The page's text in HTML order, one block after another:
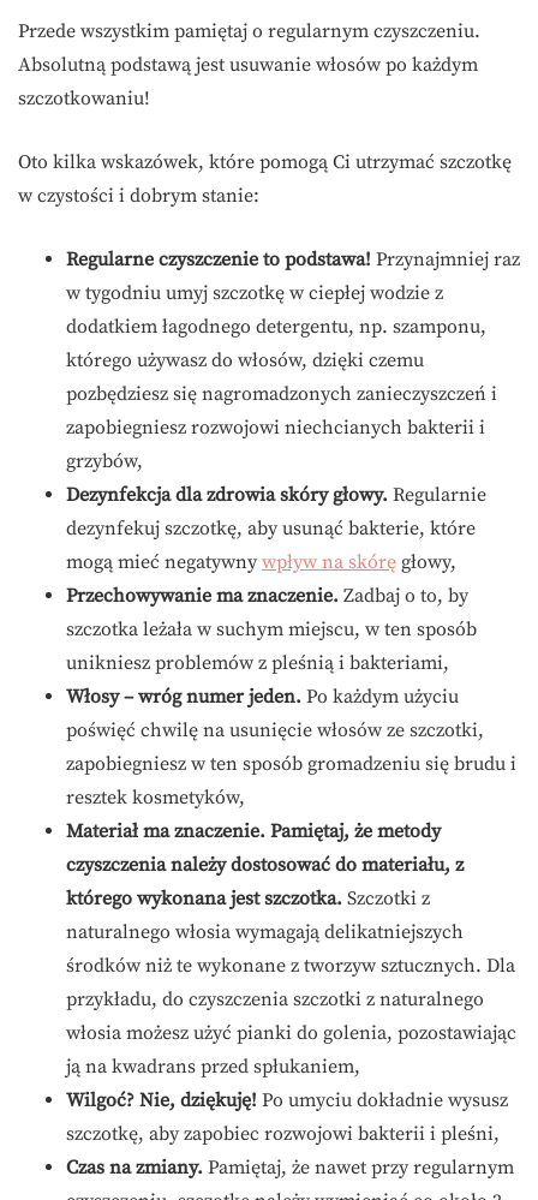
Przede wszystkim pamiętaj o regularnym czyszczeniu.
Absolutną podstawą jest usuwanie włosów po każdym
szczotkowaniu!
Oto kilka wskazówek, które pomogą Ci utrzymać szczotkę
w czystości i dobrym stanie:
Regularne czyszczenie to podstawa! Przynajmniej raz
w tygodniu umyj szczotkę w ciepłej wodzie z
dodatkiem łagodnego detergentu, np. szamponu,
którego używasz do włosów, dzięki czemu
pozbędziesz się nagromadzonych zanieczyszczeń i
zapobiegniesz rozwojowi niechcianych bakterii i
grzybów,
Dezynfekcja dla zdrowia skóry głowy. Regularnie
dezynfekuj szczotkę, aby usunąć bakterie, które
mogą mieć negatywny wpływ na skórę głowy,
Przechowywanie ma znaczenie. Zadbaj o to, by
szczotka leżała w suchym miejscu, w ten sposób
unikniesz problemów z pleśnią i bakteriami,
Włosy – wróg numer jeden. Po każdym użyciu
poświęć chwilę na usunięcie włosów ze szczotki,
zapobiegniesz w ten sposób gromadzeniu się brudu i
resztek kosmetyków,
Materiał ma znaczenie. Pamiętaj, że metody
czyszczenia należy dostosować do materiału, z
którego wykonana jest szczotka. Szczotki z
naturalnego włosia wymagają delikatniejszych
środków niż te wykonane z tworzyw sztucznych. Dla
przykładu, do czyszczenia szczotki z naturalnego
włosia możesz użyć pianki do golenia, pozostawiając
ją na kwadrans przed spłukaniem,
Wilgoć? Nie, dziękuję! Po umyciu dokładnie wysusz
szczotkę, aby zapobiec rozwojowi bakterii i pleśni,
Czas na zmiany. Pamiętaj, że nawet przy regularnym